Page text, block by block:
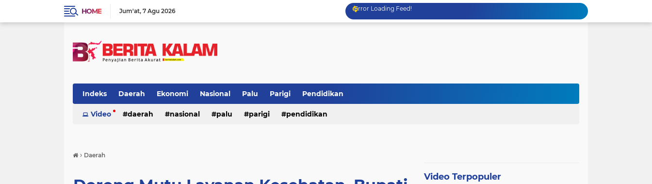
HOME Jum'at 7 Agu 2026 Error Loading Feed!
Indeks Daerah Ekonomi Nasional Palu Parigi Pendidikan
Video daerah nasional palu parigi pendidikan
› Daerah
Video Terpopuler